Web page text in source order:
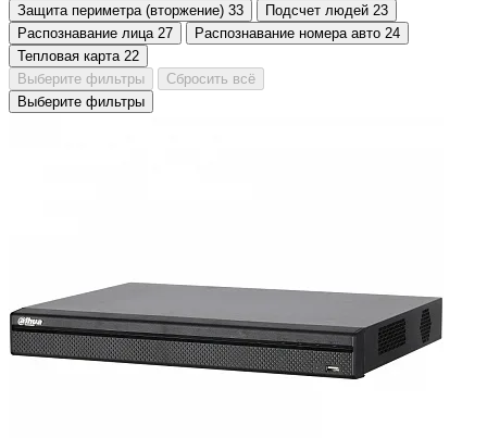
Защита периметра (вторжение) 33 Подсчет людей 23
Распознавание лица 27 Распознавание номера авто 24
Тепловая карта 22
Выберите фильтры
Сбросить всё
Выберите фильтры